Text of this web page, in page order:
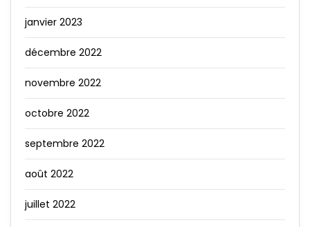
janvier 2023
décembre 2022
novembre 2022
octobre 2022
septembre 2022
août 2022
juillet 2022